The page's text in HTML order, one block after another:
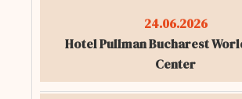
24.06.2026
Hotel Pullman Bucharest
Center